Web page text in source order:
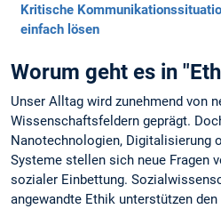
Kritische
einfach lösen
Worum geht es in
Unser Alltag wird zunehmend von
Wissenschaftsfeldern geprägt.
Nanotechnologien, Digitalisierung
Systeme stellen sich neue Fragen
sozialer Einbettung.
angewandte Ethik unterstützen